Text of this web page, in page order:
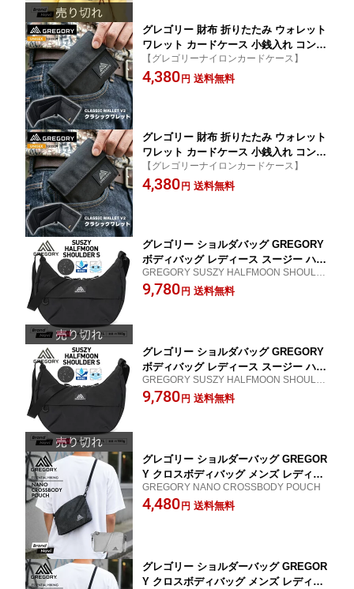
グレゴリー 財布 折りたたみ ウォレット
ワレット カードケース 小銭入れ コンパ
クト 使いやすい メンズ レディース GR
EGORY CLASSIC WALLET V2
【グレゴリーナイロンカードケース】
4,380 円 送料無料
グレゴリー 財布 折りたたみ ウォレット
ワレット カードケース 小銭入れ コンパ
クト 使いやすい メンズ レディース GR
EGORY CLASSIC WALLET V2
【グレゴリーナイロンカードケース】
4,380 円 送料無料
グレゴリー ショルダバッグ GREGORY
ボディバッグ レディース スージー ハー
フムーン バナナ 肩掛け 斜めがけ 実用
使いやすい 旅行 お出かけ 買い物 小さ
GREGORY SUSZY HALFMOON SHOULD
ER S 153979
9,780 円 送料無料
グレゴリー ショルダバッグ GREGORY
ボディバッグ レディース スージー ハー
フムーン バナナ 肩掛け 斜めがけ 実用
使いやすい 旅行 お出かけ 買い物 小さ
GREGORY SUSZY HALFMOON SHOULD
ER S 153979
9,780 円 送料無料
グレゴリー ショルダーバッグ GREGOR
Y クロスボディバッグ メンズ レディー
ス ポーチ 斜め掛け メッセンジャー 小
物入れ お出かけ シンプル
GREGORY NANO CROSSBODY POUCH
4,480 円 送料無料
グレゴリー ショルダーバッグ GREGOR
Y クロスボディバッグ メンズ レディー